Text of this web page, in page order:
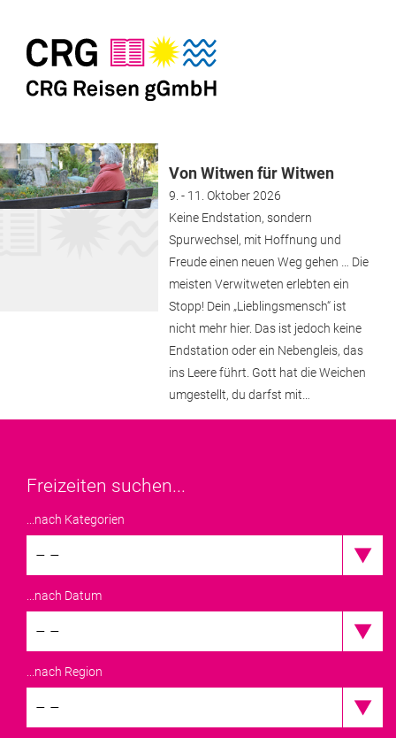
Von Witwen für Witwen
9. - 11. Oktober 2026
Keine Endstation, sondern
Spurwechsel, mit Hoffnung und
Freude einen neuen Weg gehen … Die
meisten Verwitweten erlebten ein
Stopp! Dein „Lieblingsmensch“ ist
nicht mehr hier. Das ist jedoch keine
Endstation oder ein Nebengleis, das
ins Leere führt. Gott hat die Weichen
umgestellt, du darfst mit…
Freizeiten suchen...
...nach Kategorien
– –
...nach Datum
– –
...nach Region
– –